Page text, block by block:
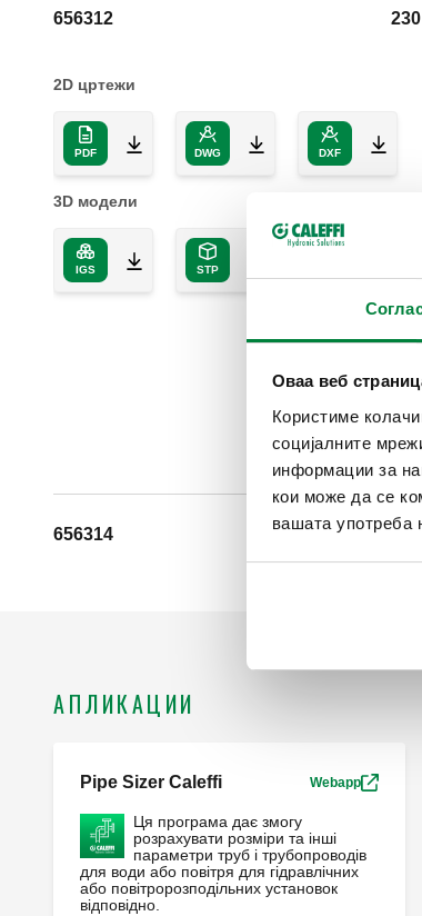
Оваа веб
Користиме
социјалните
информации за
кои може да се
вашата употреба
656312
2D цртежи
PDF DWG DXF
3D модели
IGS STP
656314 24
АПЛИКАЦИИ
Pipe Sizer Caleffi Webapp
Ця програма дає змогу
розрахувати розміри та інші
параметри труб і трубопроводів
для води або повітря для гідравлічних
або повітророзподільних установок
відповідно.